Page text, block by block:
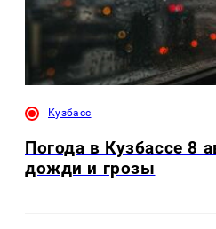
Кузбасс
Погода в Кузбассе 8
дожди и грозы